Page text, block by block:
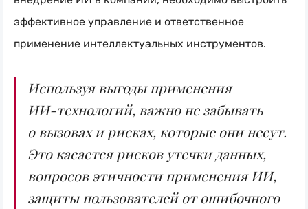
эффективное управление и ответственное
применение интеллектуальных инструментов.
Используя выгоды применения
ИИ-технологий, важно не забывать
о вызовах и рисках, которые они несут.
Это касается рисков утечки данных,
вопросов этичности применения ИИ,
защиты пользователей от ошибочного